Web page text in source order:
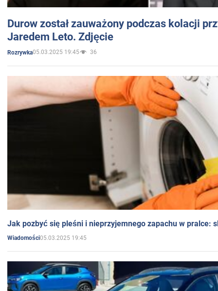
Durow został zauważony podczas kolacji
Jaredem Leto. Zdjęcie
Rozrywka05.03.2025 19:45 36
Jak pozbyć się pleśni i nieprzyjemnego zapachu w pralce:
Wiadomości05.03.2025 19:45